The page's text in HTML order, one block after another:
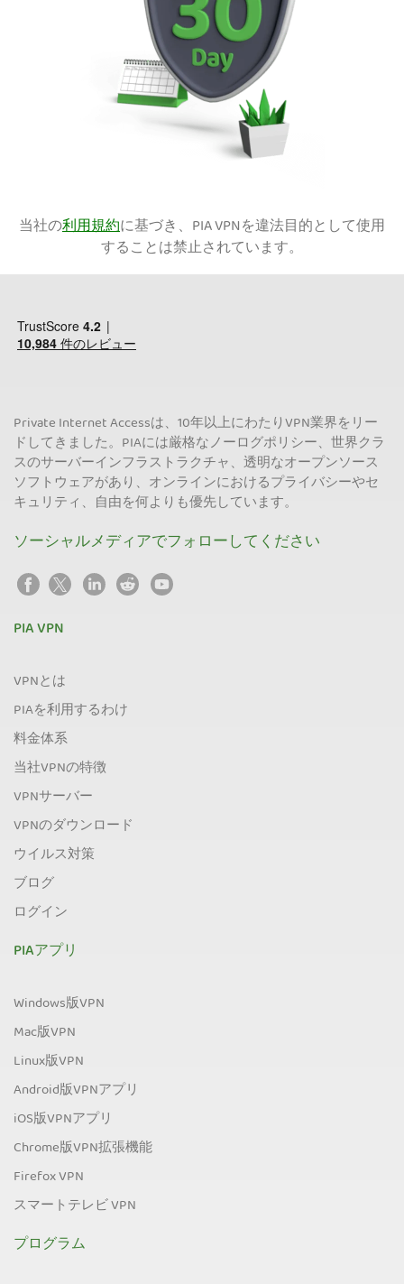
当社の利用規約に基づき、PIA VPNを違法目的として使用
することは禁止されています。
Private Internet Accessは、10年以上にわたりVPN業界をリー
ドしてきました。PIAには厳格なノーログポリシー、世界クラ
スのサーバーインフラストラクチャ、透明なオープンソース
ソフトウェアがあり、オンラインにおけるプライバシーやセ
キュリティ、自由を何よりも優先しています。
ソーシャルメディアでフォローしてください
PIA VPN
VPNとは
PIAを利用するわけ
料金体系
当社VPNの特徴
VPNサーバー
VPNのダウンロード
ウイルス対策
ブログ
ログイン
PIAアプリ
Windows版VPN
Mac版VPN
Linux版VPN
Android版VPNアプリ
iOS版VPNアプリ
Chrome版VPN拡張機能
Firefox VPN
スマートテレビ VPN
プログラム